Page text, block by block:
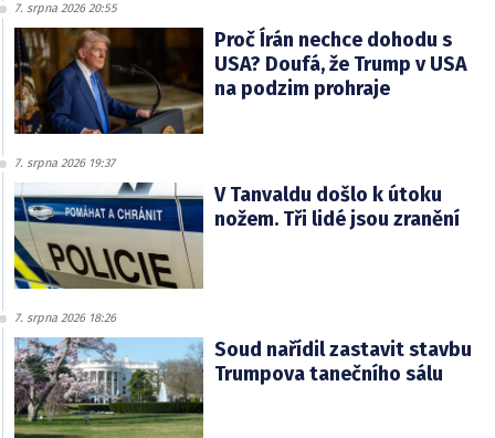
7. srpna 2026 20:55
Proč Írán nechce dohodu s
USA? Doufá, že Trump v USA
na podzim prohraje
7. srpna 2026 19:37
V Tanvaldu došlo k útoku
nožem. Tři lidé jsou zranění
7. srpna 2026 18:26
Soud nařídil zastavit stavbu
Trumpova tanečního sálu